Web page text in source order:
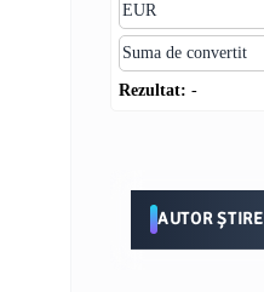
Rezultat: -
AUTOR ȘTIRE